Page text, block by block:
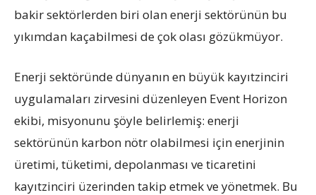
bakir sektörlerden biri olan enerji sektörünün bu
yıkımdan kaçabilmesi de çok olası gözükmüyor.
Enerji sektöründe dünyanın en büyük kayıtzinciri
uygulamaları zirvesini düzenleyen Event Horizon
ekibi, misyonunu şöyle belirlemiş: enerji
sektörünün karbon nötr olabilmesi için enerjinin
üretimi, tüketimi, depolanması ve ticaretini
kayıtzinciri üzerinden takip etmek ve yönetmek. Bu